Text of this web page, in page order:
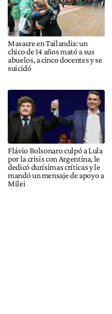
Masacre en Tailandia: un
chico de 14 años mató a sus
abuelos, a cinco docentes y se
suicidó
Flávio Bolsonaro culpó a Lula
por la crisis con Argentina, le
dedicó durísimas críticas y le
mandó un mensaje de apoyo a
Milei